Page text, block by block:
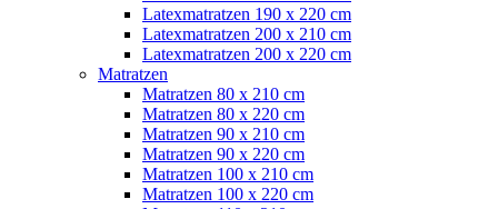
Latexmatratzen 190 x 220 cm
Latexmatratzen 200 x 210 cm
Latexmatratzen 200 x 220 cm
Matratzen
Matratzen 80 x 210 cm
Matratzen 80 x 220 cm
Matratzen 90 x 210 cm
Matratzen 90 x 220 cm
Matratzen 100 x 210 cm
Matratzen 100 x 220 cm